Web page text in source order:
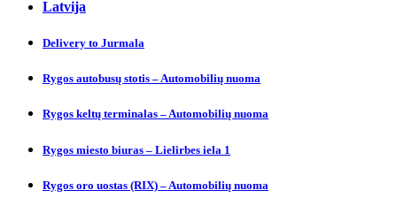
Latvija
Delivery to Jurmalа
Rygos autobusų stotis – Automobilių nuoma
Rygos keltų terminalas – Automobilių nuoma
Rygos miesto biuras – Lielirbes iela 1
Rygos oro uostas (RIX) – Automobilių nuoma